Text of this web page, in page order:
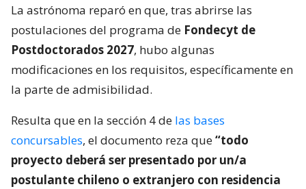
La astrónoma reparó en que, tras abrirse las
postulaciones del programa de Fondecyt de
Postdoctorados 2027, hubo algunas
modificaciones en los requisitos, específicamente en
la parte de admisibilidad.
Resulta que en la sección 4 de las bases
concursables, el documento reza que“todo
proyecto deberá ser presentado por un/a
postulante chileno o extranjero con residencia